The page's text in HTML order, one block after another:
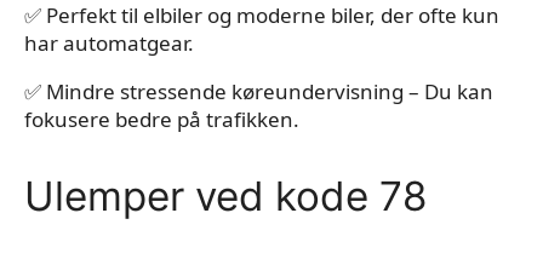
✅ Perfekt til elbiler og moderne biler, der ofte kun
har automatgear.
✅ Mindre stressende køreundervisning – Du kan
fokusere bedre på trafikken.
Ulemper ved kode 78